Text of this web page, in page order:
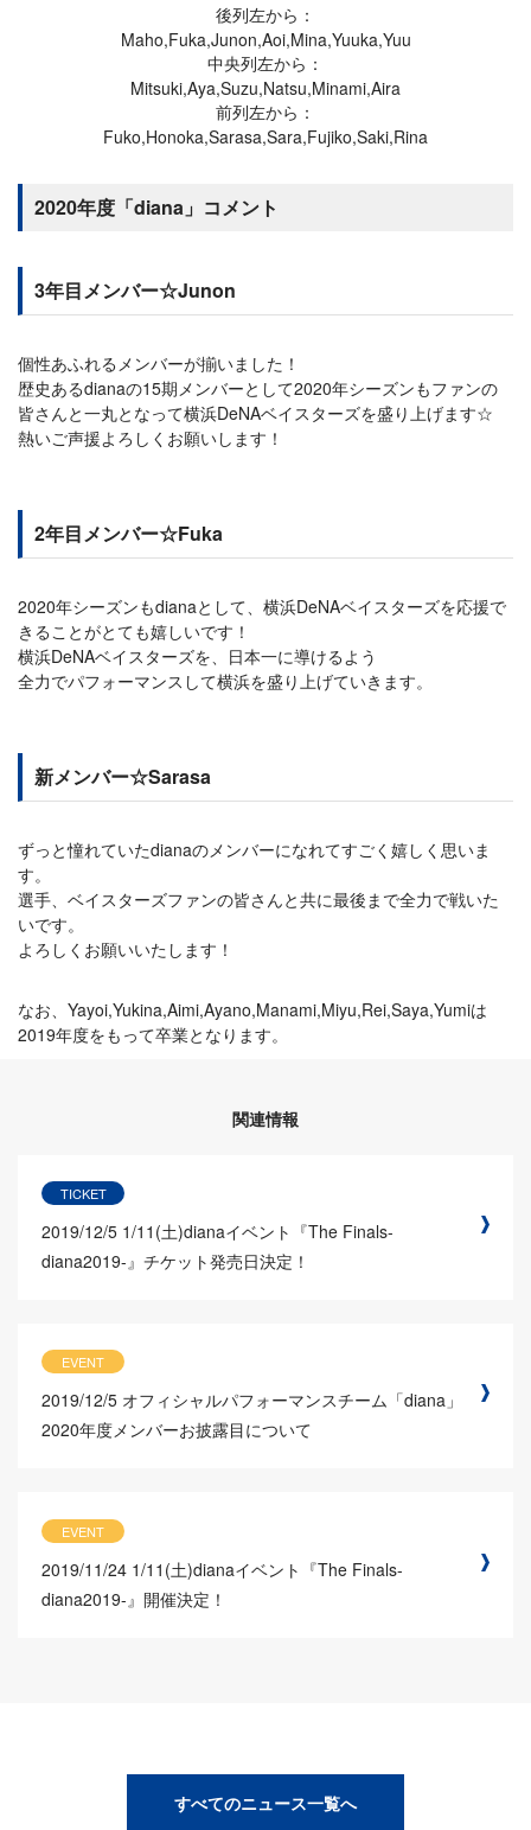
後列左から：
Maho,Fuka,Junon,Aoi,Mina,Yuuka,Yuu
中央列左から：
Mitsuki,Aya,Suzu,Natsu,Minami,Aira
前列左から：
Fuko,Honoka,Sarasa,Sara,Fujiko,Saki,Rina
2020年度「diana」コメント
3年目メンバー☆Junon
個性あふれるメンバーが揃いました！
歴史あるdianaの15期メンバーとして2020年シーズンもファンの
皆さんと一丸となって横浜DeNAベイスターズを盛り上げます☆
熱いご声援よろしくお願いします！
2年目メンバー☆Fuka
2020年シーズンもdianaとして、横浜DeNAベイスターズを応援で
きることがとても嬉しいです！
横浜DeNAベイスターズを、日本一に導けるよう
全力でパフォーマンスして横浜を盛り上げていきます。
新メンバー☆Sarasa
ずっと憧れていたdianaのメンバーになれてすごく嬉しく思いま
す。
選手、ベイスターズファンの皆さんと共に最後まで全力で戦いた
いです。
よろしくお願いいたします！
なお、Yayoi,Yukina,Aimi,Ayano,Manami,Miyu,Rei,Saya,Yumiは
2019年度をもって卒業となります。
関連情報
TICKET
2019/12/5 1/11(土)dianaイベント『The Finals-
diana2019-』チケット発売日決定！
EVENT
2019/12/5 オフィシャルパフォーマンスチーム「diana」
2020年度メンバーお披露目について
EVENT
2019/11/24 1/11(土)dianaイベント『The Finals-
diana2019-』開催決定！
すべてのニュース一覧へ